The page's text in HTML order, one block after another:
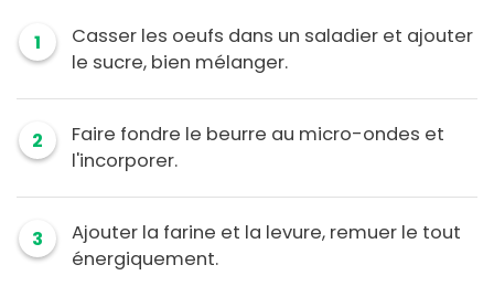
1
Casser les oeufs dans un saladier et ajouter
le sucre, bien mélanger.
2
Faire fondre le beurre au micro-ondes et
l'incorporer.
3
Ajouter la farine et la levure, remuer le tout
énergiquement.